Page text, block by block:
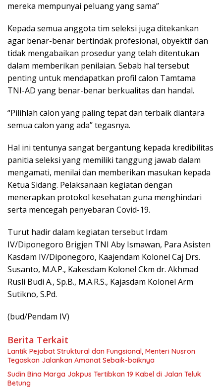
mereka mempunyai peluang yang sama”
Kepada semua anggota tim seleksi juga ditekankan
agar benar-benar bertindak profesional, obyektif dan
tidak mengabaikan prosedur yang telah ditentukan
dalam memberikan penilaian. Sebab hal tersebut
penting untuk mendapatkan profil calon Tamtama
TNI-AD yang benar-benar berkualitas dan handal.
“Pilihlah calon yang paling tepat dan terbaik diantara
semua calon yang ada” tegasnya.
Hal ini tentunya sangat bergantung kepada kredibilitas
panitia seleksi yang memiliki tanggung jawab dalam
mengamati, menilai dan memberikan masukan kepada
Ketua Sidang. Pelaksanaan kegiatan dengan
menerapkan protokol kesehatan guna menghindari
serta mencegah penyebaran Covid-19.
Turut hadir dalam kegiatan tersebut Irdam
IV/Diponegoro Brigjen TNI Aby Ismawan, Para Asisten
Kasdam IV/Diponegoro, Kaajendam Kolonel Caj Drs.
Susanto, M.A.P., Kakesdam Kolonel Ckm dr. Akhmad
Rusli Budi A., Sp.B., M.A.R.S., Kajasdam Kolonel Arm
Sutikno, S.Pd.
(bud/Pendam IV)
Berita Terkait
Lantik Pejabat Struktural dan Fungsional, Menteri Nusron
Tegaskan Jalankan Amanat Sebaik-baiknya
Sudin Bina Marga Jakpus Tertibkan 19 Kabel di Jalan Teluk
Betung